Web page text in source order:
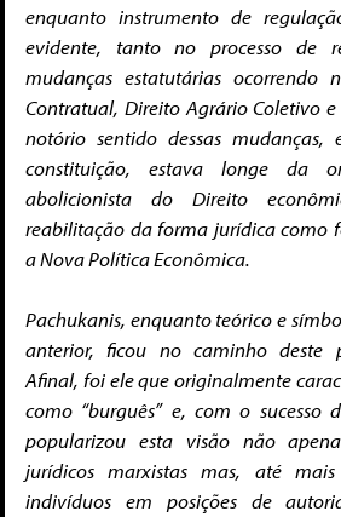
enquanto instrumento de
evidente, tanto no processo de
mudanças estatutárias ocorrendo
Contratual, Direito Agrário Coletivo
notório sentido dessas
constituição, estava longe da
abolicionista do Direito
reabilitação da forma jurídica como
a Nova Política Econômica.
Pachukanis, enquanto teórico e
anterior, ficou no caminho deste
Afinal, foi ele que originalmente
como “burguês” e, com o sucesso
popularizou esta visão não
jurídicos marxistas mas, até
indivíduos em posições de